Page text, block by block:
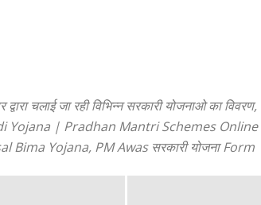
चलाई जा रही विभिन्न सरकारी योजनाओ का
Modi Yojana | Pradhan Mantri Schemes
Bima Yojana, PM Awas सरकारी योजना Form